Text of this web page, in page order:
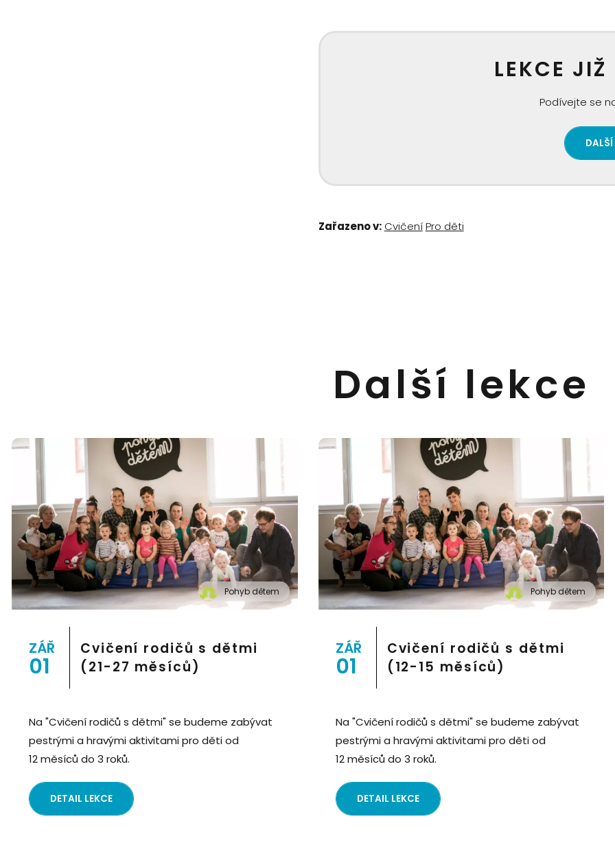
LEKCE JIŽ
Podívejte se
DALŠÍ
Zařazeno v: Cvičení Pro děti
Další lekce
Pohyb dětem
ZÁŘ
01
Cvičení rodičů s dětmi
(21-27 měsíců)
Na "Cvičení rodičů s dětmi" se budeme zabývat
pestrými a hravými aktivitami pro děti od
12 měsíců do 3 roků.
DETAIL LEKCE
Pohyb dětem
ZÁŘ
01
Cvičení rodičů s dětmi
(12-15 měsíců)
Na "Cvičení rodičů s dětmi" se budeme zabývat
pestrými a hravými aktivitami pro děti od
12 měsíců do 3 roků.
DETAIL LEKCE